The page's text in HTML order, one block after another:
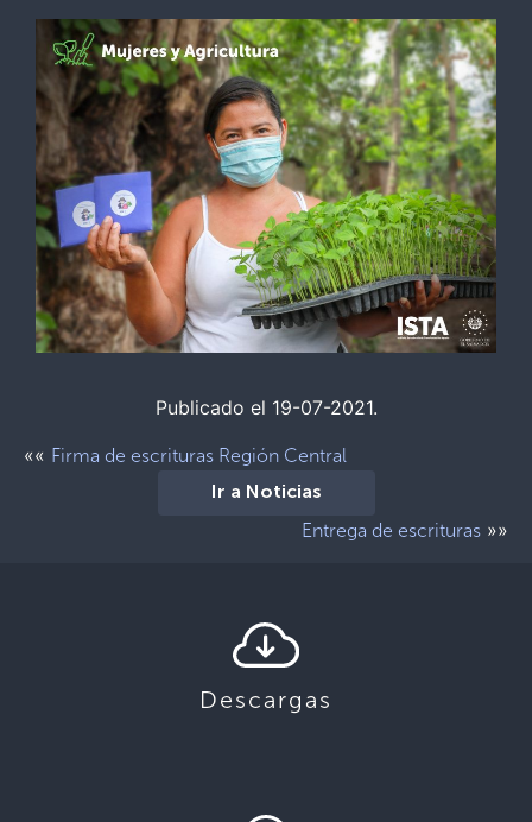
Publicado el 19-07-2021.
«« Firma de escrituras Región Central
Ir a Noticias
Entrega de escrituras »»
Descargas